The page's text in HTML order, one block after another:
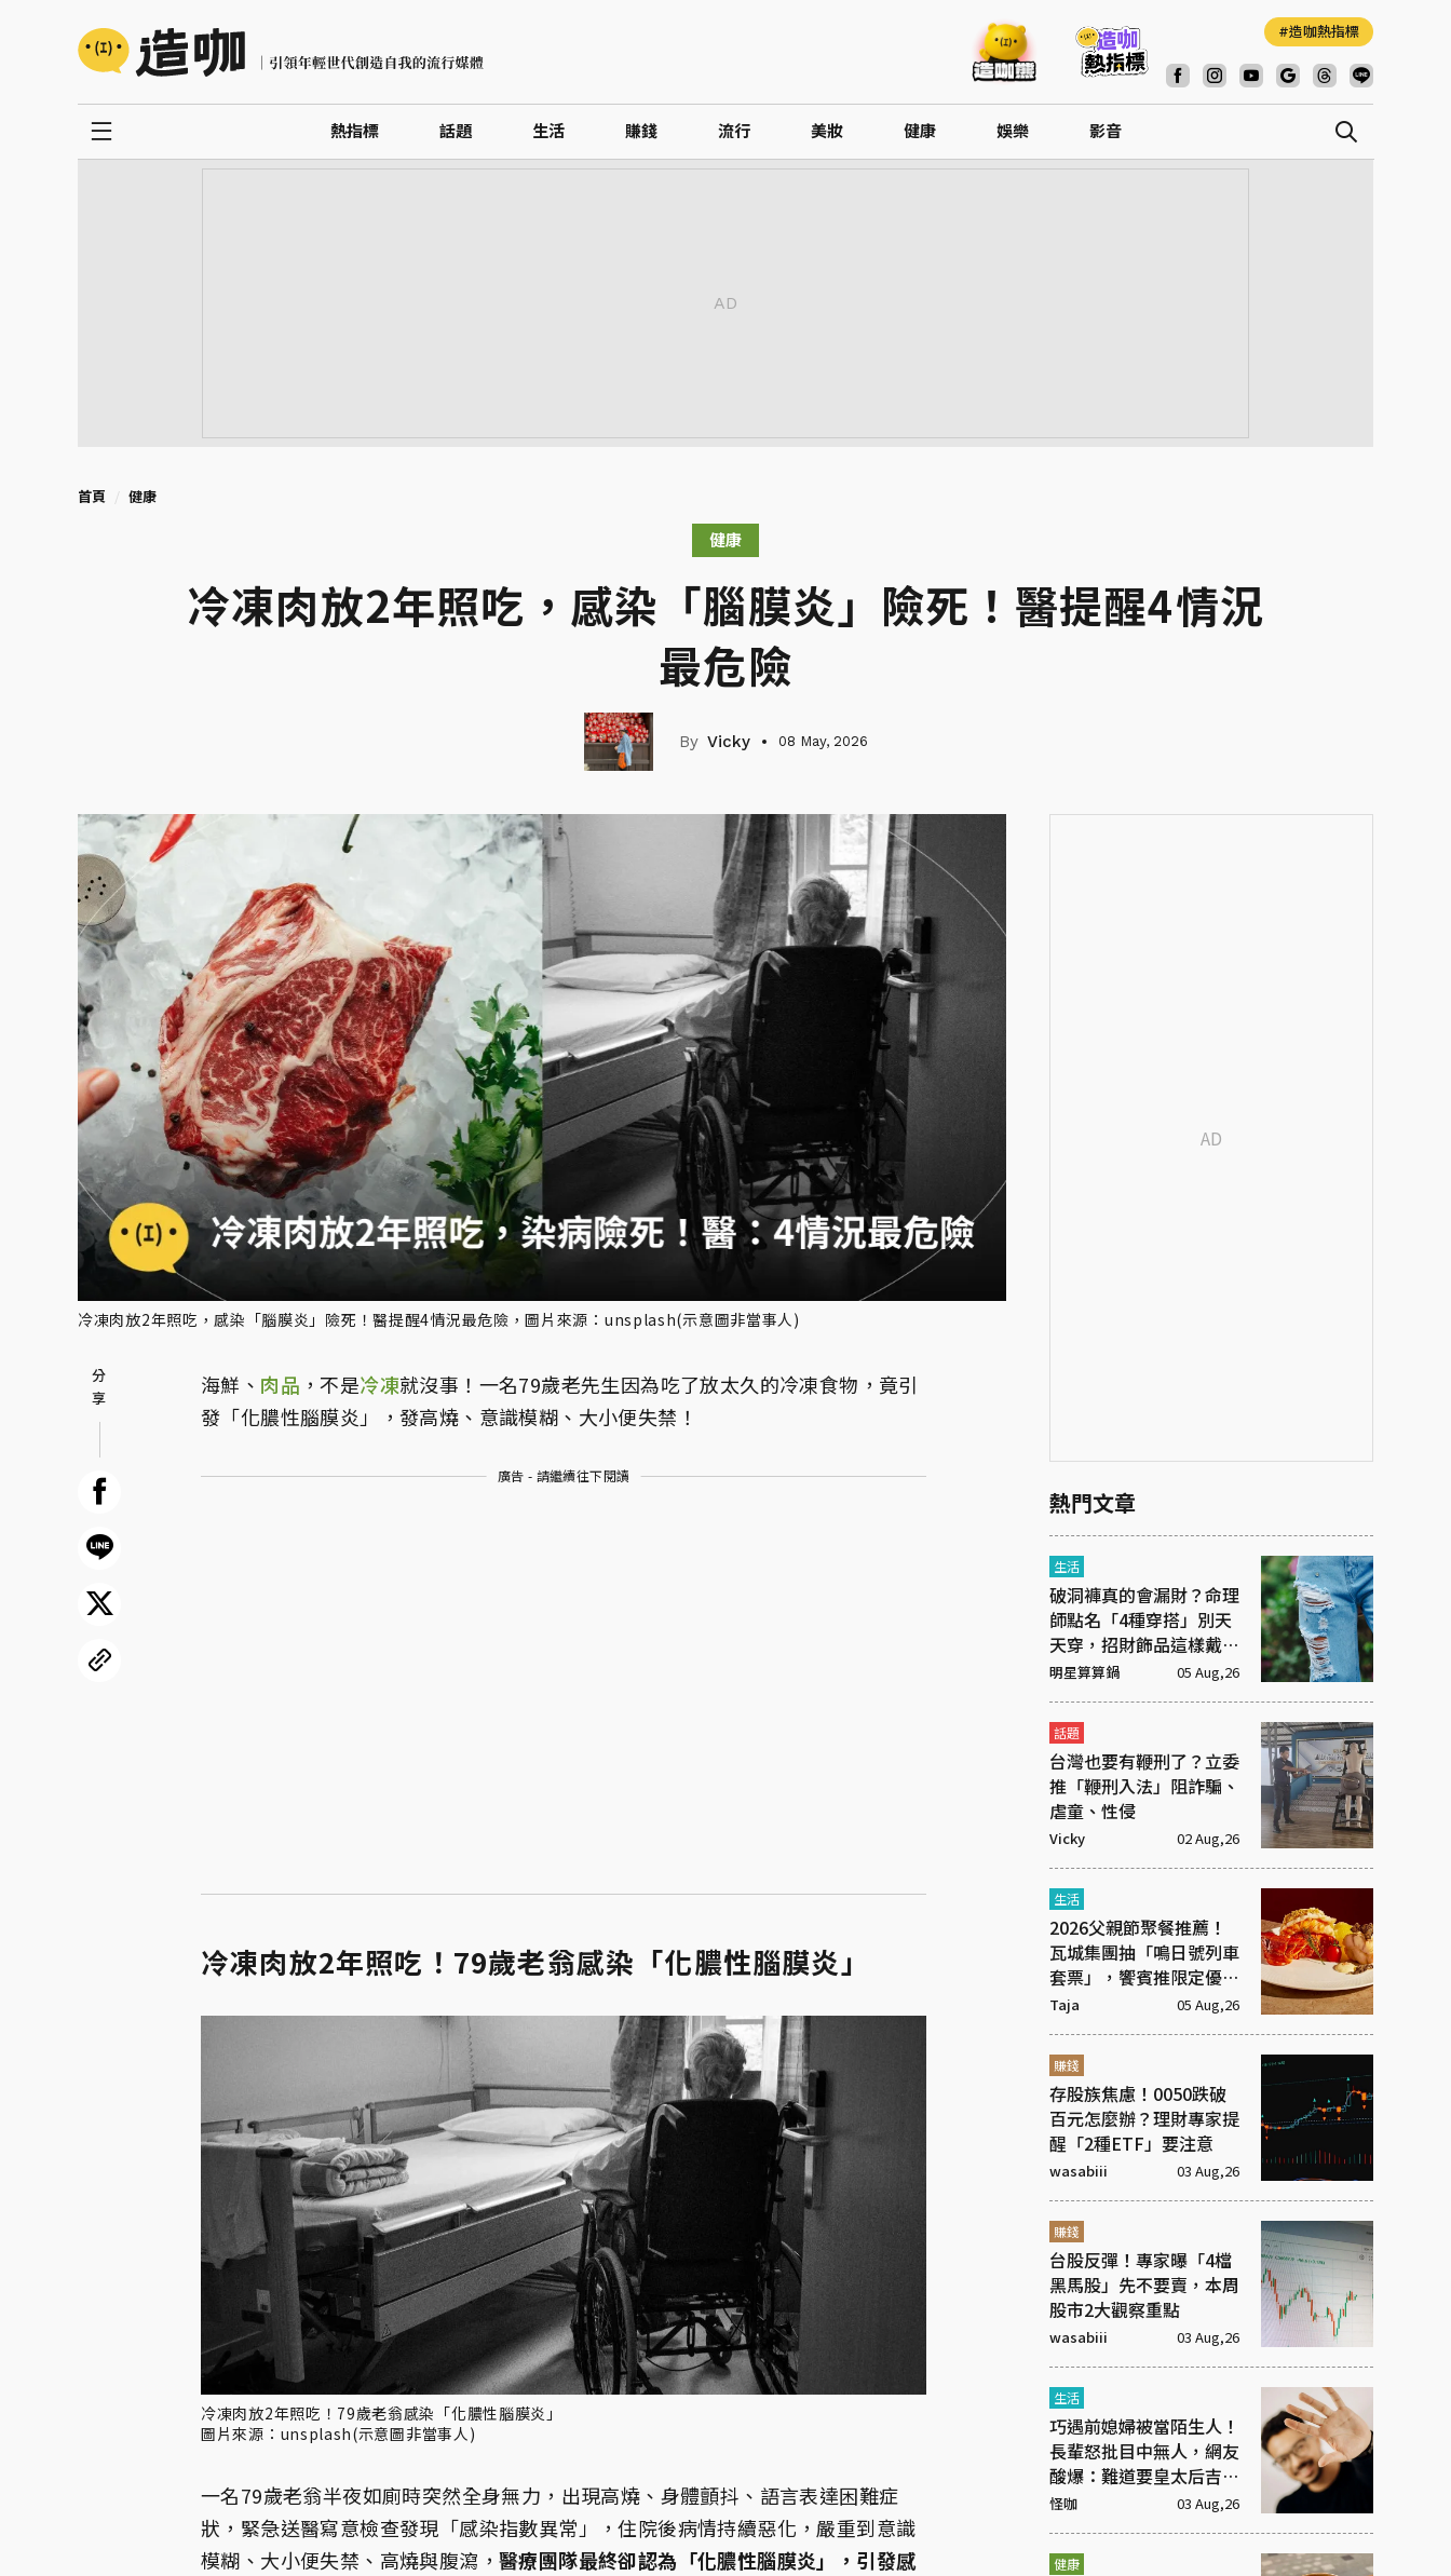
造咖熱指標
熱指標 話題 生活 賺錢 流行 美妝 健康 娛樂 影音
首頁 健康
健康
冷凍肉放2年照吃，感染「腦膜炎」險死！醫提醒4情況
最危險
Vicky 08 May, 2026
冷凍肉放2年照吃，感染「腦膜炎」險死！醫提醒4情況最危險，圖片來源：unsplash(示意圖非當事人)
海鮮、 肉品 ，不是冷凍就沒事！一名79歲老先生因為吃了放太久的冷凍食物，竟引
發「化膿性腦膜炎」，發高燒、意識模糊、大小便失禁！
廣告 - 請繼續往下閱讀
冷凍肉放2年照吃！79歲老翁感染「化膿性腦膜炎」
冷凍肉放2年照吃！79歲老翁感染「化膿性腦膜炎」
圖片來源：unsplash(示意圖非當事人)
一名79歲老翁半夜如廁時突然全身無力，出現高燒、身體顫抖、語言表達困難症
狀，緊急送醫寫意檢查發現「感染指數異常」，住院後病情持續惡化，嚴重到意識
模糊、大小便失禁、高燒與腹瀉， 醫療團隊最終卻認為「化膿性腦膜炎」，引發感
熱門文章
生活
破洞褲真的會漏財？命理
師點名「4種穿搭」別天
天穿，招財飾品這樣戴才
有效
明星算算鍋 05 Aug,26
話題
台灣也要有鞭刑了？立委
推「鞭刑入法」阻詐騙、
虐童、性侵
Vicky 02 Aug,26
生活
2026父親節聚餐推薦！
瓦城集團抽「鳴日號列車
套票」，饗賓推限定優惠
一次看
Taja 05 Aug,26
賺錢
存股族焦慮！0050跌破
百元怎麼辦？理財專家提
醒「2種ETF」要注意
wasabiii 03 Aug,26
賺錢
台股反彈！專家曝「4檔
黑馬股」先不要賣，本周
股市2大觀察重點
wasabiii 03 Aug,26
生活
巧遇前媳婦被當陌生人！
長輩怒批目中無人，網友
酸爆：難道要皇太后吉
祥？
怪咖 03 Aug,26
健康